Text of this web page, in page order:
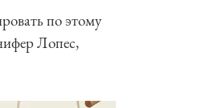
по этому
Лопес,